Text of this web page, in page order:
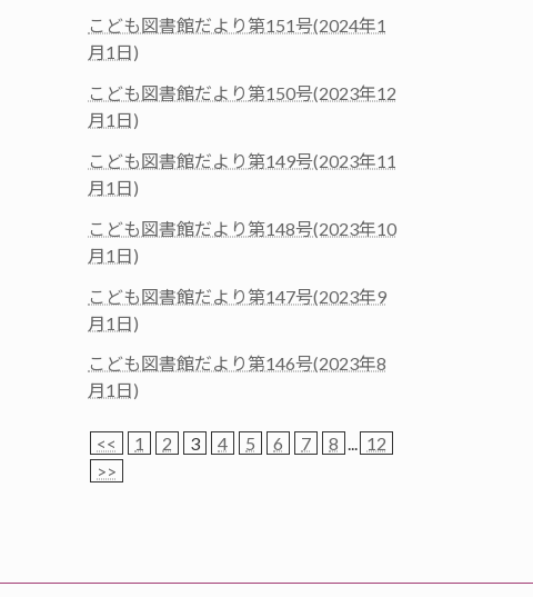
こども図書館だより第151号(2024年1
月1日)
こども図書館だより第150号(2023年12
月1日)
こども図書館だより第149号(2023年11
月1日)
こども図書館だより第148号(2023年10
月1日)
こども図書館だより第147号(2023年9
月1日)
こども図書館だより第146号(2023年8
月1日)
<< 1 2 3 4 5 6 7 8 ... 12
>>